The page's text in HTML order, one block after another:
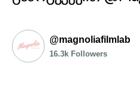
@magnoliafilmlab
16.3k Followers